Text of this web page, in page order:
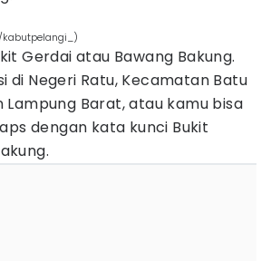
kabutpelangi_)
Gerdai atau Bawang Bakung.
di Negeri Ratu, Kecamatan Batu
Lampung Barat, atau kamu bisa
dengan kata kunci Bukit